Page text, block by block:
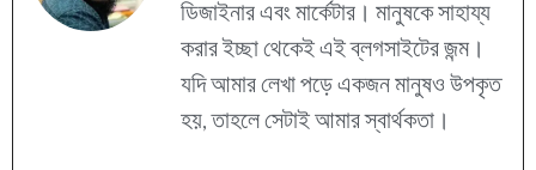
ডিজাইনার এবং মার্কেটার। মানুষকে সাহায্য
করার ইচ্ছা থেকেই এই ব্লগসাইটের জন্ম।
যদি আমার লেখা পড়ে একজন মানুষও উপকৃত
হয়, তাহলে সেটাই আমার স্বার্থকতা।